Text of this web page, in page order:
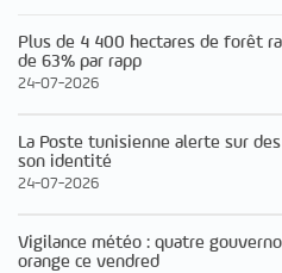
Plus de 4 400 hectares de forêt
de 63% par rapp
24-07-2026
La Poste tunisienne alerte sur
son identité
24-07-2026
Vigilance météo : quatre
orange ce vendred